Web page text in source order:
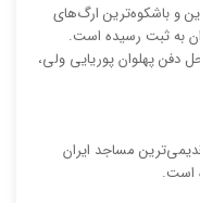
و باشکوه‌ترین ارگ‌های
به ثبت رسیده است.
دفن پهلوان پوریایی ولی،
مساجد ایران
است.